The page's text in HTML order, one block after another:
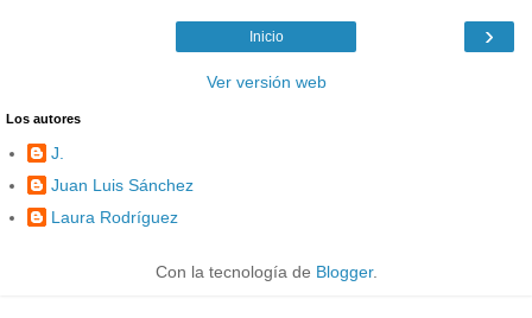
›
Inicio
Ver versión web
Los autores
J.
Juan Luis Sánchez
Laura Rodríguez
Con la tecnología de Blogger.